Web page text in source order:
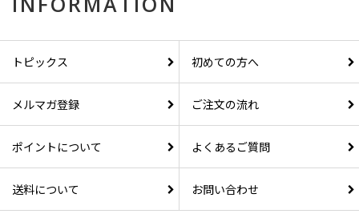
トピックス
メルマガ登録
ポイントについて
送料について
初めての方へ
ご注文の流れ
よくあるご質問
お問い合わせ